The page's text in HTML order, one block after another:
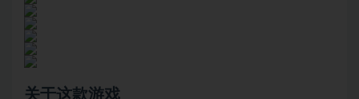
关于这款游戏